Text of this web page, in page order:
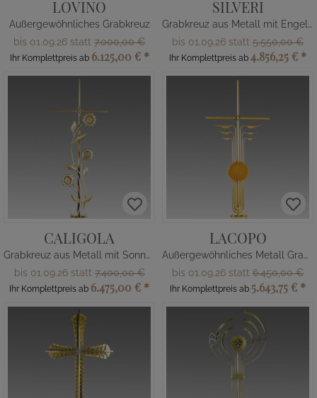
LOVINO
Außergewöhnliches Grabkreuz
bis 01.09.26 statt 7.000,00 €
Ihr Komplettpreis ab 6.125,00 € *
SILVERI
Grabkreuz aus Metall mit Engelsfigur
bis 01.09.26 statt 5.550,00 €
Ihr Komplettpreis ab 4.856,25 € *
CALIGOLA
Grabkreuz aus Metall mit Sonnenblumen
bis 01.09.26 statt7.400,00 €
Ihr Komplettpreis ab 6.475,00 € *
LACOPO
Außergewöhnliches Metall Grabkreuz
bis 01.09.26 statt 6.450,00 €
Ihr Komplettpreis ab 5.643,75 € *